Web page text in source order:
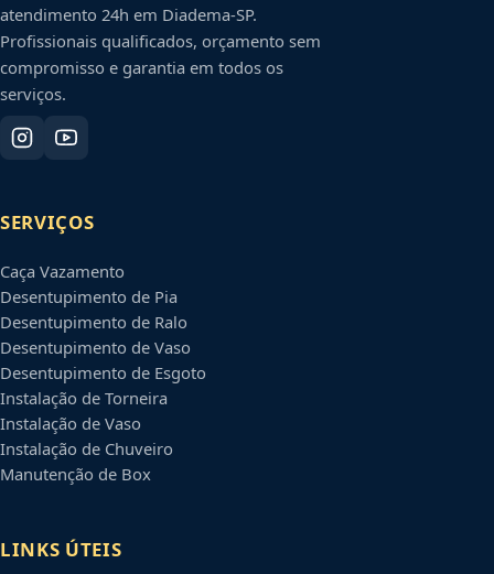
atendimento 24h em Diadema-SP.
Profissionais qualificados, orçamento sem
compromisso e garantia em todos os
serviços.
SERVIÇOS
Caça Vazamento
Desentupimento de Pia
Desentupimento de Ralo
Desentupimento de Vaso
Desentupimento de Esgoto
Instalação de Torneira
Instalação de Vaso
Instalação de Chuveiro
Manutenção de Box
LINKS ÚTEIS